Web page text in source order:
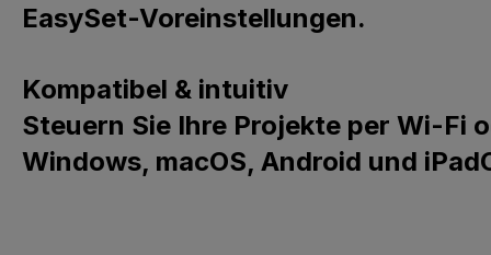
EasySet-Voreinstellungen.
Kompatibel & intuitiv
Steuern Sie Ihre Projekte per Wi-Fi
Windows, macOS, Android und